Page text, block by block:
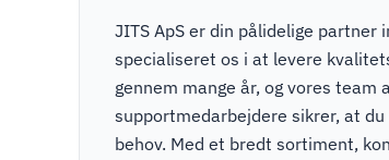
JITS ApS er din pålidelige partner
specialiseret os i at levere
gennem mange år, og vores
supportmedarbejdere sikrer, at
behov. Med et bredt sortiment,